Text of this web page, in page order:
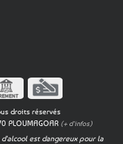
droits réservés
PLOUMAGOAR (+ d'infos)
est dangereux pour la